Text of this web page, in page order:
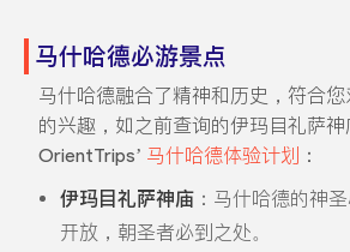
马什哈德必游景点
马什哈德融合了精神和历史，符合
的兴趣，如之前查询的伊玛目礼萨神
OrientTrips’ 马什哈德体验计划
：
伊玛目礼萨神庙：马什哈德的神
开放，朝圣者必到之处。